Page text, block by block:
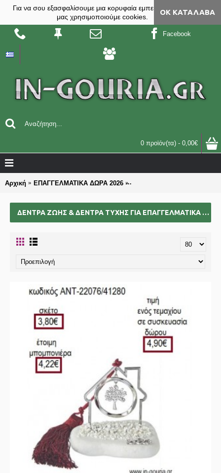
Για να σου εξασφαλίσουμε μια κορυφαία εμπειρία, στο site
μας χρησιμοποιούμε cookies.
ΟΚ ΚΑΤΆΛΑΒΑ
Facebook
0 προϊόν(τα) - 0,00€
Αρχική ΕΠΑΓΓΕΛΜΑΤΙΚΑ ΔΩΡΑ 2026 ΔΕΝΤΡΑ ΖΩΗΣ & ΔΕΝΤΡΑ
ΔΕΝΤΡΑ ΖΩΗΣ & ΔΕΝΤΡΑ ΤΥΧΗΣ ΓΙΑ ΕΠΑΓΓΕΛΜΑΤΙΚΆ ΔΏΡΑ 2025